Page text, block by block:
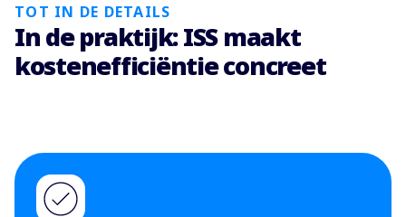
TOT IN DE DETAILS
In de praktijk: ISS maakt
kostenefficiëntie concreet